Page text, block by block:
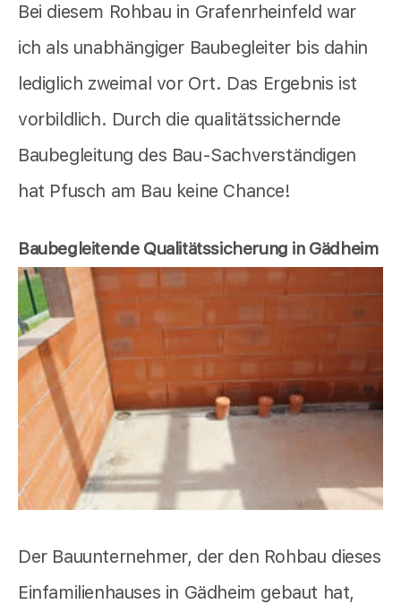
Bei diesem Rohbau in Grafenrheinfeld war
ich als unabhängiger Baubegleiter bis dahin
lediglich zweimal vor Ort. Das Ergebnis ist
vorbildlich. Durch die qualitätssichernde
Baubegleitung des Bau-Sachverständigen
hat Pfusch am Bau keine Chance!
Baubegleitende Qualitätssicherung in Gädheim
Der Bauunternehmer, der den Rohbau dieses
Einfamilienhauses in Gädheim gebaut hat,